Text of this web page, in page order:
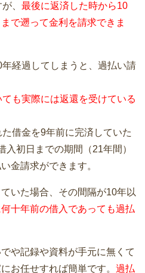
、 最後に返済した時から10
で遡って金利を請求できま
経過してしまうと、過払い請
も実際には返還を受けている
借金を9年前に完済していた
初日までの期間（21年間）
金請求ができます。
いた場合、その間隔が10年以
十年前の借入であっても過払
や記録や資料が手元に無くて
お任せすれば簡単です。 過払